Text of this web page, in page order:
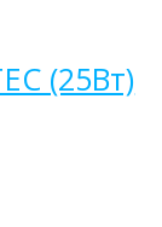
(25Вт)